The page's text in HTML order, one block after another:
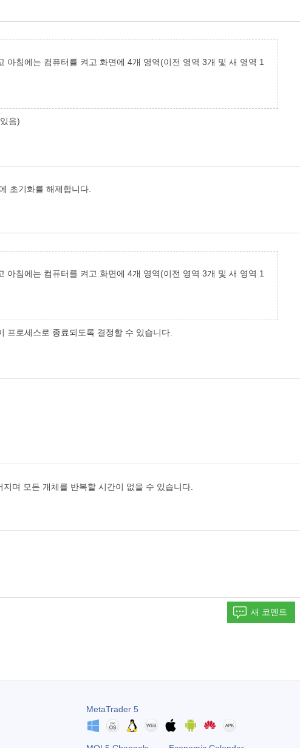
침에는 컴퓨터를 켜고 화면에 4개 영역(이전 영역 3개 및 새 영역 1
음)
초기화를 해제합니다.
침에는 컴퓨터를 켜고 화면에 4개 영역(이전 영역 3개 및 새 영역 1
프로세스로 종료되도록 결정할 수 있습니다.
며 모든 개체를 반복할 시간이 없을 수 있습니다.
새 코멘트
MetaTrader 5